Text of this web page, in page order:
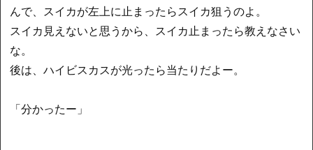
んで、スイカが左上に止まったらスイカ狙うのよ。
スイカ見えないと思うから、スイカ止まったら教えなさい
な。
後は、ハイビスカスが光ったら当たりだよー。
「分かったー」